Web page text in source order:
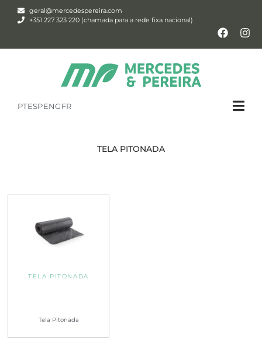
geral@mercedespereira.com
+351 227 323 220 (chamada para a rede fixa nacional)
PTESPENGFR
TELA PITONADA
TELA PITONADA
Tela Pitonada